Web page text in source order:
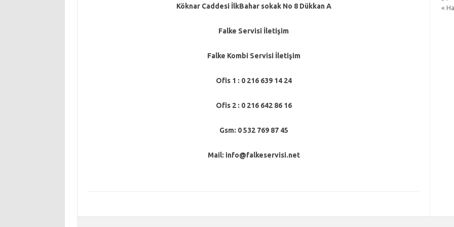
Köknar Caddesi İlkBahar sokak No 8 Dükkan A
Falke Servisi İletişim
Falke Kombi Servisi İletişim
Ofis 1 : 0 216 639 14 24
Ofis 2 : 0 216 642 86 16
Gsm: 0 532 769 87 45
Mail: info@falkeservisi.net
«